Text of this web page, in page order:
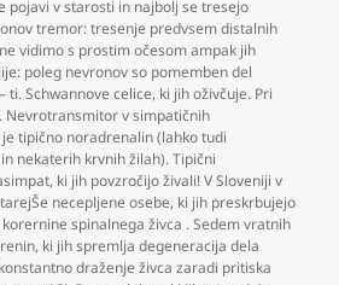
pojavi v starosti in najbolj se tresejo
tremor: tresenje predvsem distalnih
vidimo s prostim očesom ampak jih
poleg nevronov so pomemben del
ti. Schwannove celice, ki jih oživčuje. Pri
Nevrotransmitor v simpatičnih
tipično noradrenalin (lahko tudi
nekaterih krvnih žilah). Tipični
, ki jih povzročijo živali! V Sloveniji v
necepljene osebe, ki jih preskrbujejo
spinalnega živca . Sedem vratnih
, ki jih spremlja degeneracija dela
draženje živca zaradi pritiska